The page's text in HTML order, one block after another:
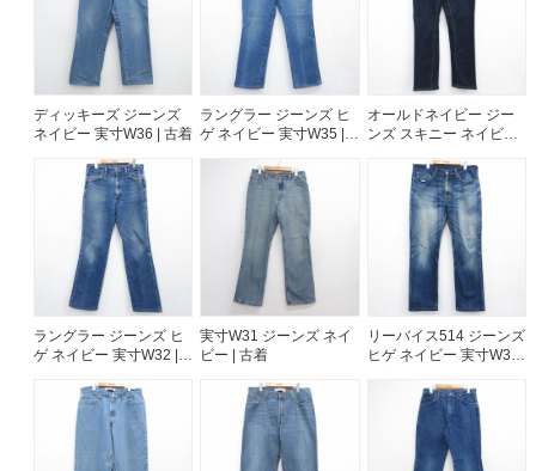
ディッキーズ ジーンズ
ネイビー 実寸W36 | 古着
ラングラー ジーンズ ヒ
ゲ ネイビー 実寸W35 |
オールドネイビー ジー
ンズ スキニー ネイビー
ラングラー ジーンズ ヒ
ゲ ネイビー 実寸W32 |
実寸W31 ジーンズ ネイ
ビー | 古着
リーバイス514 ジーンズ
ヒゲ ネイビー 実寸W36 |